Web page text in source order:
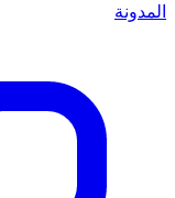
المدونة